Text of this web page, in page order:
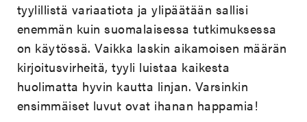
tyylillistä variaatiota ja ylipäätään sallisi
enemmän kuin suomalaisessa tutkimuksessa
on käytössä. Vaikka laskin aikamoisen määrän
kirjoitusvirheitä, tyyli luistaa kaikesta
huolimatta hyvin kautta linjan. Varsinkin
ensimmäiset luvut ovat ihanan happamia!